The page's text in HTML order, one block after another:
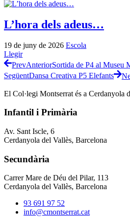
L’hora dels adeus…
19 de juny de 2026 Escola
Llegir
PrevAnteriorSortida de P4 al Museu
SegüentDansa Creativa P5 Elefants
El Col·legi Montserrat és a Cerdanyola
Infantil i Primària
Av. Sant Iscle, 6
Cerdanyola del Vallès, Barcelona
Secundària
Carrer Mare de Déu del Pilar, 113
Cerdanyola del Vallès, Barcelona
93 691 97 52
info@cmontserrat.cat